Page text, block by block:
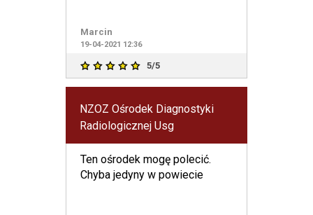
Marcin
19-04-2021 12:36
5/5
NZOZ Ośrodek Diagnostyki
Radiologicznej Usg
Ten ośrodek mogę polecić.
Chyba jedyny w powiecie